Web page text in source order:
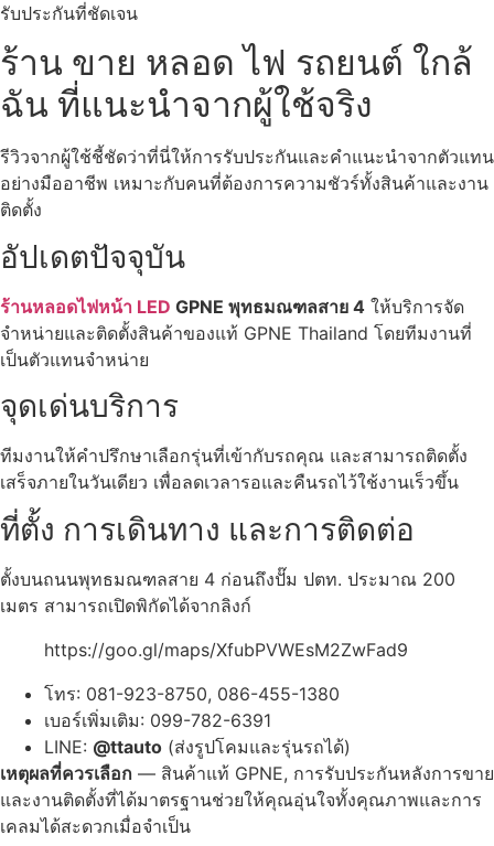
รับประกันที่ชัดเจน
ร้าน ขาย หลอด ไฟ รถยนต์ ใกล้
ฉัน ที่แนะนำจากผู้ใช้จริง
รีวิวจากผู้ใช้ชี้ชัดว่าที่นี่ให้การรับประกันและคำแนะนำจากตัวแทน
อย่างมืออาชีพ เหมาะกับคนที่ต้องการความชัวร์ทั้งสินค้าและงาน
ติดตั้ง
อัปเดตปัจจุบัน
ร้านหลอดไฟหน้า LED GPNE พุทธมณฑลสาย 4 ให้บริการจัด
จำหน่ายและติดตั้งสินค้าของแท้ GPNE Thailand โดยทีมงานที่
เป็นตัวแทนจำหน่าย
จุดเด่นบริการ
ทีมงานให้คำปรึกษาเลือกรุ่นที่เข้ากับรถคุณ และสามารถติดตั้ง
เสร็จภายในวันเดียว เพื่อลดเวลารอและคืนรถไว้ใช้งานเร็วขึ้น
ที่ตั้ง การเดินทาง และการติดต่อ
ตั้งบนถนนพุทธมณฑลสาย 4 ก่อนถึงปั๊ม ปตท. ประมาณ 200
เมตร สามารถเปิดพิกัดได้จากลิงก์
https://goo.gl/maps/XfubPVWEsM2ZwFad9
โทร: 081-923-8750, 086-455-1380
เบอร์เพิ่มเติม: 099-782-6391
LINE: @ttauto (ส่งรูปโคมและรุ่นรถได้)
เหตุผลที่ควรเลือก — สินค้าแท้ GPNE, การรับประกันหลังการขาย
และงานติดตั้งที่ได้มาตรฐานช่วยให้คุณอุ่นใจทั้งคุณภาพและการ
เคลมได้สะดวกเมื่อจำเป็น